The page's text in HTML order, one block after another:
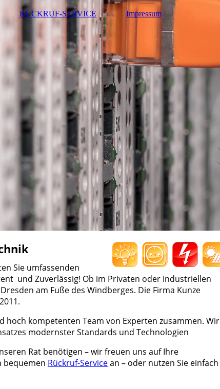
RÜCKRUF-SERVICE Impressum
Sie umfassenden
und Zuverlässig! Ob im Privaten oder Industriellen
am Fuße des Windberges. Die Firma Kunze
hoch kompetenten Team von Experten zusammen. Wir
modernster Standards und Technologien
Rat benötigen – wir freuen uns auf Ihre
bequemen Rückruf-Servicean – oder nutzen Sie einfach